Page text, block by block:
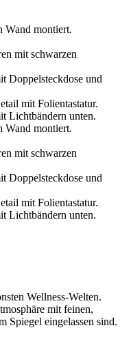
Wellness-Welten.
mit feinen,
Spiegel eingelassen sind.